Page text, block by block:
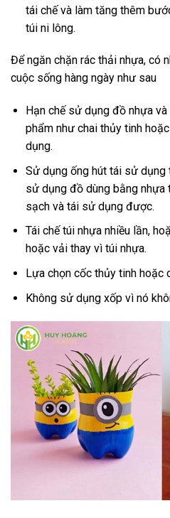
tái chế và làm tăng thêm
túi ni lông.
Để ngăn chặn rác thải nhựa, có
cuộc sống hàng ngày như sau
Hạn chế sử dụng đồ nhựa
phẩm như chai thủy tinh
dụng.
Sử dụng ống hút tái sử dụng
sử dụng đồ dùng bằng nhựa
sạch và tái sử dụng được.
Tái chế túi nhựa nhiều lần,
hoặc vải thay vì túi nhựa.
Lựa chọn cốc thủy tinh hoặc
Không sử dụng xốp vì nó